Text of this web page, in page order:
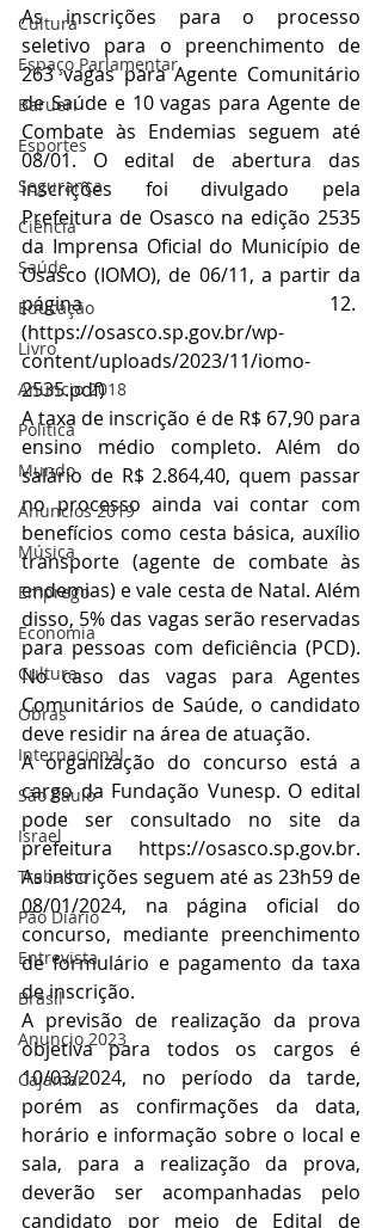
Cultura
Espaço Parlamentar
Barueri
Esportes
Segurança
Ciência
Saúde
Educação
Livro
Anuncio 2018
Politica
Mundo
Anuncios 2019
Música
Emprego
Economia
Cultura
Obras
Internacional
São Paulo
Israel
Trabalho
Pão Diário
Entrevista
Brasil
Anuncio 2023
Cajamar
As inscrições para o processo
seletivo para o preenchimento de
263 vagas para Agente Comunitário
de Saúde e 10 vagas para Agente de
Combate às Endemias seguem até
08/01. O edital de abertura das
inscrições foi divulgado pela
Prefeitura de Osasco na edição 2535
da Imprensa Oficial do Município de
Osasco (IOMO), de 06/11, a partir da
página 12.
(https://osasco.sp.gov.br/wp-
content/uploads/2023/11/iomo-
2535.pdf)
A taxa de inscrição é de R$ 67,90 para
ensino médio completo. Além do
salário de R$ 2.864,40, quem passar
no processo ainda vai contar com
benefícios como cesta básica, auxílio
transporte (agente de combate às
endemias) e vale cesta de Natal. Além
disso, 5% das vagas serão reservadas
para pessoas com deficiência (PCD).
No caso das vagas para Agentes
Comunitários de Saúde, o candidato
deve residir na área de atuação.
A organização do concurso está a
cargo da Fundação Vunesp. O edital
pode ser consultado no site da
prefeitura https://osasco.sp.gov.br.
As inscrições seguem até as 23h59 de
08/01/2024, na página oficial do
concurso, mediante preenchimento
de formulário e pagamento da taxa
de inscrição.
A previsão de realização da prova
objetiva para todos os cargos é
10/03/2024, no período da tarde,
porém as confirmações da data,
horário e informação sobre o local e
sala, para a realização da prova,
deverão ser acompanhadas pelo
candidato por meio de Edital de